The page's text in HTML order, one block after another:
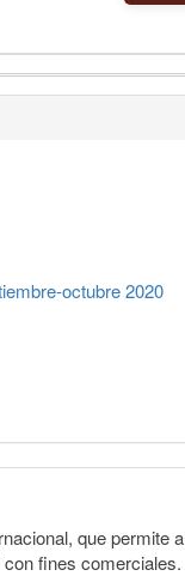
octubre 2020
que permite
fines comerciales.